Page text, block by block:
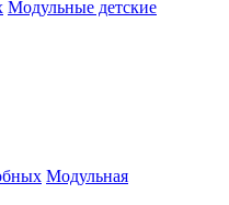
Модульные детские
Модульная